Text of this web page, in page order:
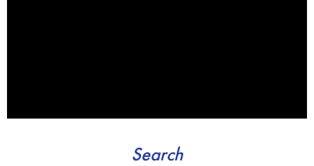
Search